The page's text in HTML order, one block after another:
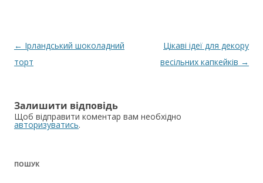
Навігація
по
← Ірландський шоколадний
торт
Цікаві ідеї для декору
весільних капкейків →
Залишити відповідь
Щоб відправити коментар вам необхідно
авторизуватись.
ПОШУК